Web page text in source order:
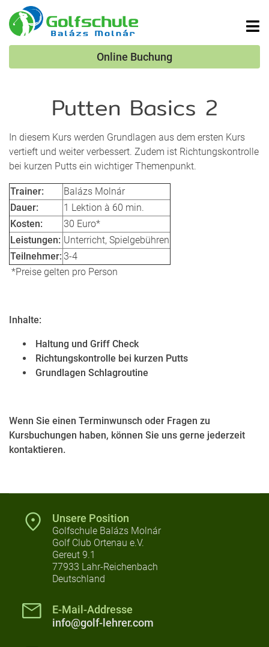
Online Buchung
Putten Basics 2
In diesem Kurs werden Grundlagen aus dem ersten Kurs
vertieft und weiter verbessert. Zudem ist Richtungskontrolle
bei kurzen Putts ein wichtiger Themenpunkt.
Trainer:
Balázs Molnár
Dauer:
1 Lektion à 60 min.
Kosten:
30 Euro*
Leistungen: Unterricht, Spielgebühren
Teilnehmer: 3-4
*Preise gelten pro Person
Inhalte:
Haltung und Griff Check
Richtungskontrolle bei kurzen Putts
Grundlagen Schlagroutine
Wenn Sie einen Terminwunsch oder Fragen zu
Kursbuchungen haben, können Sie uns gerne jederzeit
kontaktieren.
Unsere Position
Golfschule Balázs Molnár
Golf Club Ortenau e.V.
Gereut 9.1
77933 Lahr-Reichenbach
Deutschland
E-Mail-Addresse
info@golf-lehrer.com